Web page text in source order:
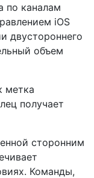
по каналам
iOS
двустороннего
объем
метка
получает
сторонним
Команды,